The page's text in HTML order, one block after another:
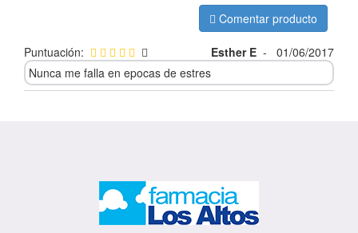
Comentar producto
Puntuación: Esther E -
01/06/2017
Nunca me falla en epocas de estres